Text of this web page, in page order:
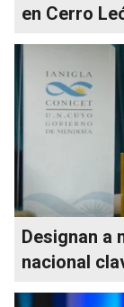
en Cerro
Designan a
nacional